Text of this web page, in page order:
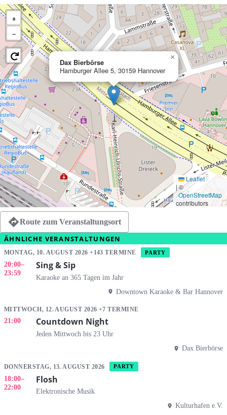
Dax Bierbörse
Hamburger Allee 5, 30159 Hannover
×
+
−
Leaflet
|©
OpenStreetMap
contributors
Route zum Veranstaltungsort
ÄHNLICHE VERANSTALTUNGEN
MONTAG, 10. AUGUST 2026 +143 TERMINE PARTY
20:00–
23:59
Sing & Sip
Karaoke an 365 Tagen im Jahr
Downtown Karaoke & Bar Hannover
MITTWOCH, 12. AUGUST 2026 +7 TERMINE
21:00 Countdown Night
Jeden Mittwoch bis 23 Uhr
Dax Bierbörse
DONNERSTAG, 13. AUGUST 2026 PARTY
18:00–
22:00
Flosh
Elektronische Musik
Kulturhafen e.V.